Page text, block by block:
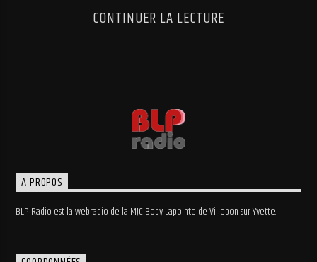
CONTINUER LA LECTURE
A PROPOS
BLP Radio est la webradio de la MJC Boby Lapointe de Villebon sur Yvette.